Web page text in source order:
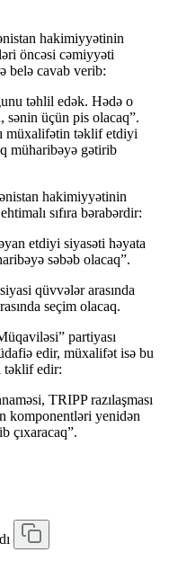
hakimiyyətinin
öncəsi cəmiyyəti
belə cavab verib:
təhlil edək. Hədə o
sənin üçün pis olacaq”.
müxalifətin təklif etdiyi
müharibəyə gətirib
hakimiyyətinin
sıfıra bərabərdir:
etdiyi siyasəti həyata
səbəb olacaq”.
qüvvələr arasında
seçim olacaq.
partiyası
edir, müxalifət isə bu
təklif edir:
TRIPP razılaşması
komponentləri yenidən
çıxaracaq”.